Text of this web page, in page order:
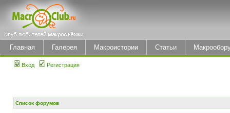
Главная Галерея Макроистории Статьи
Вход Регистрация
Список форумов